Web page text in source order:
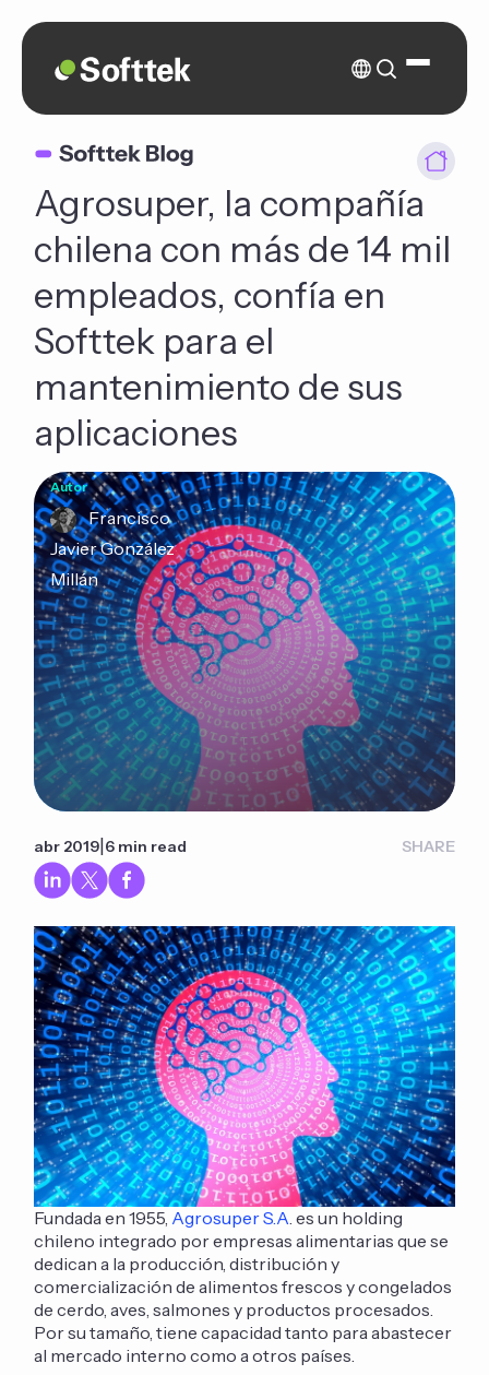
Agrosuper, la compañía
chilena con más de 14 mil
empleados, confía en
Softtek para el
mantenimiento de sus
aplicaciones
Autor
Francisco
Javier González
Millán
abr 2019|6 min read SHARE
Fundada en 1955, Agrosuper S.A . es un holding
chileno integrado por empresas alimentarias que se
dedican a la producción, distribución y
comercialización de alimentos frescos y congelados
de cerdo, aves, salmones y productos procesados.
Por su tamaño, tiene capacidad tanto para abastecer
al mercado interno como a otros países.